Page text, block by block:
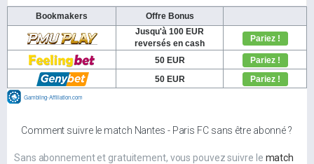
Comment suivre le match Nantes - Paris FC sans être abonné ?
Sans abonnement et gratuitement, vous pouvez suivre le match